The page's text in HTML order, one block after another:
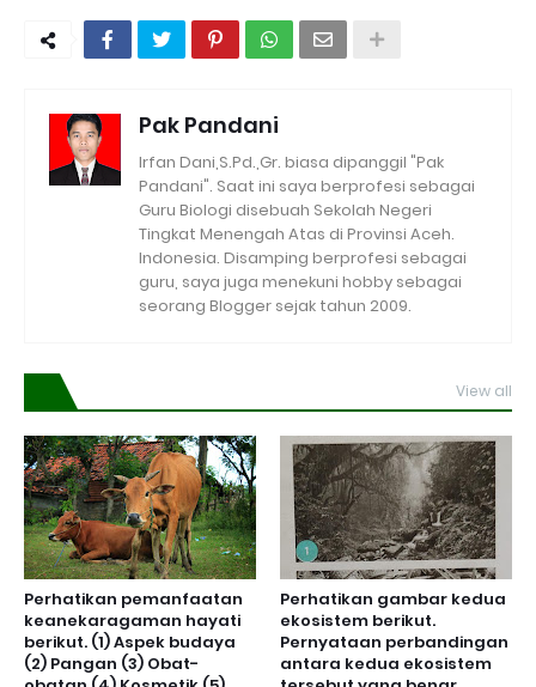
Pak Pandani
Irfan Dani,S.Pd.,Gr. biasa dipanggil "Pak
Pandani". Saat ini saya berprofesi sebagai
Guru Biologi disebuah Sekolah Negeri
Tingkat Menengah Atas di Provinsi Aceh.
Indonesia. Disamping berprofesi sebagai
guru, saya juga menekuni hobby sebagai
seorang Blogger sejak tahun 2009.
View all
Perhatikan pemanfaatan
keanekaragaman hayati
berikut. (1) Aspek budaya
(2) Pangan (3) Obat-
Perhatikan gambar kedua
ekosistem berikut.
Pernyataan perbandingan
antara kedua ekosistem